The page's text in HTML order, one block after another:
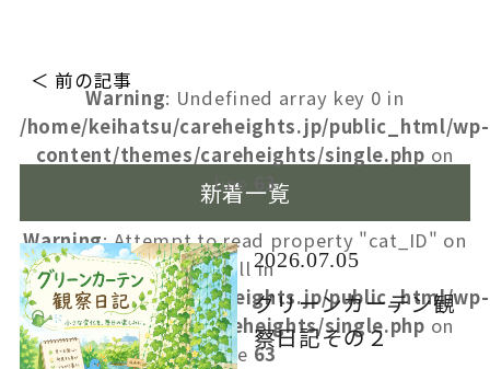
＜ 前の記事
Warning: Undefined array key 0 in
/home/keihatsu/careheights.jp/public_html/wp-
content/themes/careheights/single.php on
line
63
Warning: Attempt to read property "cat_ID" on
null in
/home/keihatsu/careheights.jp/public_html/wp-
content/themes/careheights/single.php on
line 63
新着一覧
2026.07.05
グリーンカーテン観
察日記その２